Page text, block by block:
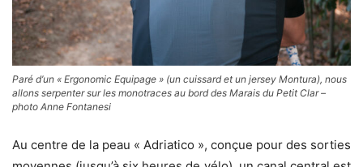
Paré d’un « Ergonomic Equipage » (un cuissard et un jersey Montura), nous
allons serpenter sur les monotraces au bord des Marais du Petit Clar –
photo Anne Fontanesi
Au centre de la peau « Adriatico », conçue pour des sorties